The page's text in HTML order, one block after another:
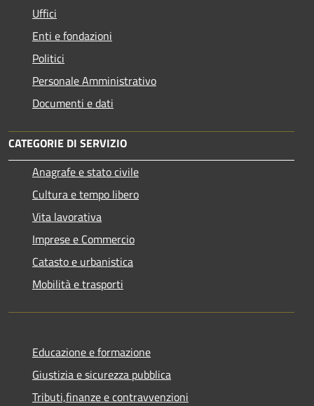
Uffici
Enti e fondazioni
Politici
Personale Amministrativo
Documenti e dati
CATEGORIE DI SERVIZIO
Anagrafe e stato civile
Cultura e tempo libero
Vita lavorativa
Imprese e Commercio
Catasto e urbanistica
Mobilità e trasporti
Educazione e formazione
Giustizia e sicurezza pubblica
Tributi,finanze e contravvenzioni